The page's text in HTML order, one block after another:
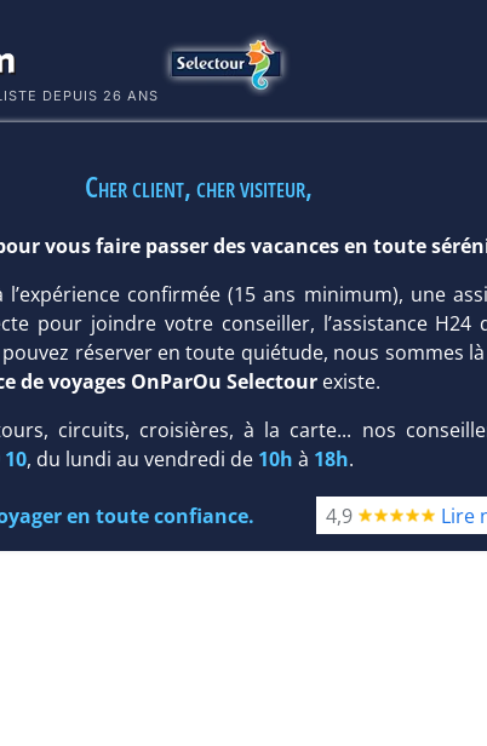
DEPUIS 26 ANS
AT NOMAD 5*
Cher client, cher visiteur,
vous faire passer des vacances en toute
l’expérience confirmée (15 ans minimum), une
pour joindre votre conseiller, l’assistance H24
réserver en toute quiétude, nous sommes
de voyages OnParOu Selectourexiste.
circuits, croisières, à la carte... nos
10, du lundi au vendredi de 10h à 18h.
en toute confiance. 4,9 Lire